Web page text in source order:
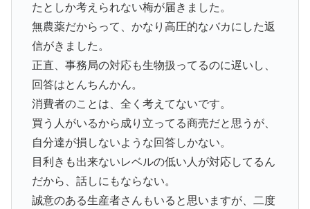
たとしか考えられない梅が届きました。
無農薬だからって、かなり高圧的なバカにした返
信がきました。
正直、事務局の対応も生物扱ってるのに遅いし、
回答はとんちんかん。
消費者のことは、全く考えてないです。
買う人がいるから成り立ってる商売だと思うが、
自分達が損しないような回答しかない。
目利きも出来ないレベルの低い人が対応してるん
だから、話しにもならない。
誠意のある生産者さんもいると思いますが、二度